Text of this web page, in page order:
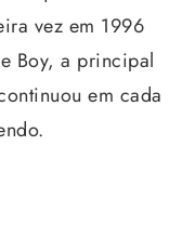
vez em 1996
Boy, a principal
em cada